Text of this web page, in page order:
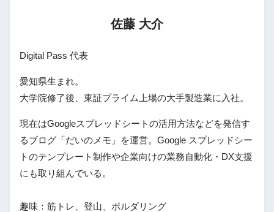
佐藤 大介
Digital Pass 代表
愛知県生まれ。
大学院修了後、東証プライム上場の大手製造業に入社。
現在はGoogleスプレッドシートの活用方法などを発信す
るブログ「だいのメモ」を運営。Google スプレッドシー
トのテンプレート制作や企業向けの業務自動化・DX支援
にも取り組んでいる。
趣味：筋トレ、登山、ボルダリング